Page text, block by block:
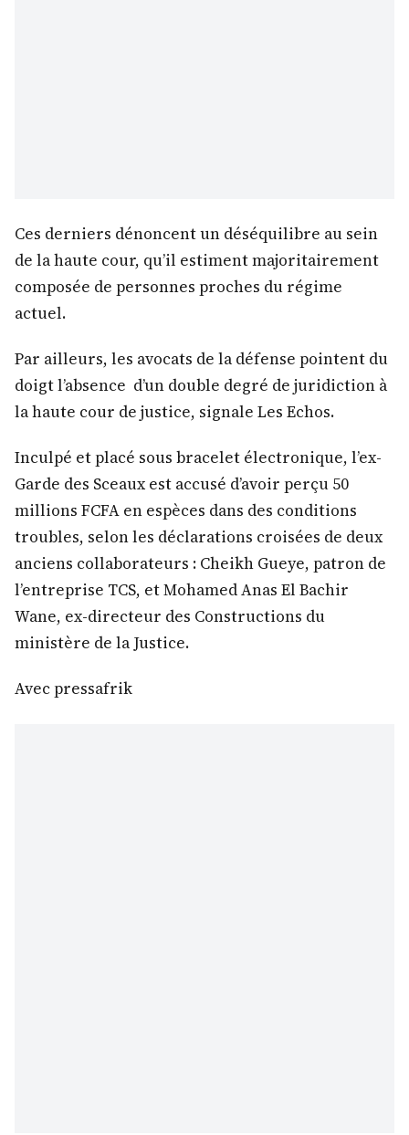
Ces derniers dénoncent un déséquilibre au sein
de la haute cour, qu’il estiment majoritairement
composée de personnes proches du régime
actuel.
Par ailleurs, les avocats de la défense pointent du
doigt l’absence d’un double degré de juridiction à
la haute cour de justice, signale Les Echos.
Inculpé et placé sous bracelet électronique, l’ex-
Garde des Sceaux est accusé d’avoir perçu 50
millions FCFA en espèces dans des conditions
troubles, selon les déclarations croisées de deux
anciens collaborateurs : Cheikh Gueye, patron de
l’entreprise TCS, et Mohamed Anas El Bachir
Wane, ex-directeur des Constructions du
ministère de la Justice.
Avec pressafrik